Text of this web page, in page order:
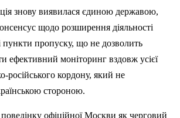
знову виявилася єдиною державою,
щодо розширення діяльності
пункти пропуску, що не дозволить
ефективний моніторинг вздовж усієї
російського кордону, який не
стороною.
офіційної Москви як черговий